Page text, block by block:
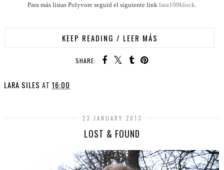
Para más listas Polyvore seguid el siguiente link lara109block
KEEP READING / LEER MÁS
SHARE:
LARA SILES AT 16:00
23 JANUARY 2013
LOST & FOUND